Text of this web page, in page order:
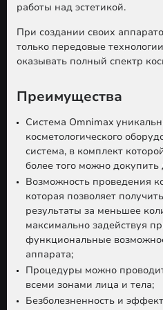
работы над эстетикой.
При создании своих
только передовые
оказывать полный спектр
Преимущества
Система Omnimax
косметологического
система, в комплект
более того можно
Возможность проведения
которая позволяет
результаты за меньшее
максимально задействуя
функциональные
аппарата;
Процедуры можно
всеми зонами лица и тела;
Безболезненность и